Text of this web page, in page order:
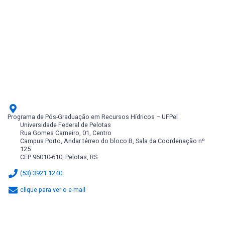
Calidad del agua en Cuencas Hidrográficas
Programa de Pós-Graduação em Recursos Hídricos – UFPel
Universidade Federal de Pelotas
Rua Gomes Carneiro, 01, Centro
Campus Porto, Andar térreo do bloco B, Sala da Coordenação nº
125
CEP 96010-610, Pelotas, RS
(53) 3921 1240
clique para ver o e-mail